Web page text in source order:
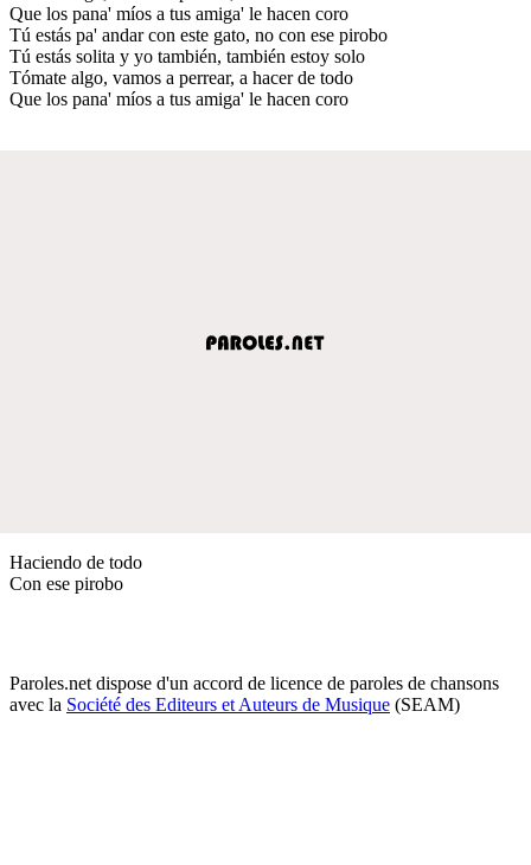
Que los pana' míos a tus amiga' le hacen coro
Tú estás pa' andar con este gato, no con ese pirobo
Tú estás solita y yo también, también estoy solo
Tómate algo, vamos a perrear, a hacer de todo
Que los pana' míos a tus amiga' le hacen coro
Haciendo de todo
Con ese pirobo
Paroles.net dispose d'un accord de licence de paroles de chansons
avec la Société des Editeurs et Auteurs de Musique (SEAM)